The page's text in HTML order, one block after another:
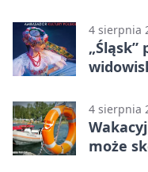
4 sierpnia
„Śląsk”
4 sierpnia
może